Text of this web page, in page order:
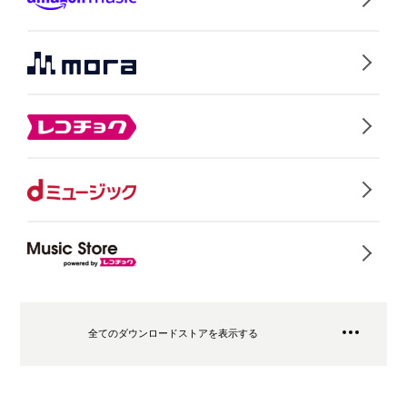
全てのダウンロードストアを表示する